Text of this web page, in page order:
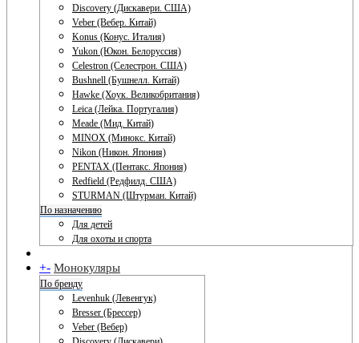
Discovery (Дискавери. США)
Veber (Вебер. Китай)
Konus (Конус. Италия)
Yukon (Юкон. Белоруссия)
Celestron (Селестрон. США)
Bushnell (Бушнелл. Китай)
Hawke (Хоук. Великобритания)
Leica (Лейка. Португалия)
Meade (Мид. Китай)
MINOX (Минокс. Китай)
Nikon (Никон. Япония)
PENTAX (Пентакс. Япония)
Redfield (Редфилд. США)
STURMAN (Штурман. Китай)
По назначению
Для детей
Для охоты и спорта
+- Монокуляры
По бренду
Levenhuk (Левенгук)
Bresser (Брессер)
Veber (Вебер)